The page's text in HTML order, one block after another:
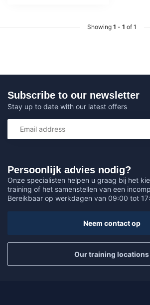
Showing 1 - 1 of 1
Persoonlijk advies nodig?
Onze specialisten helpen u graag bij het
training of het samenstellen van een
Bereikbaar op werkdagen van 09:00 tot
Neem contact op
Our training locations
Subscribe to our newsletter
Stay up to date with our latest offers